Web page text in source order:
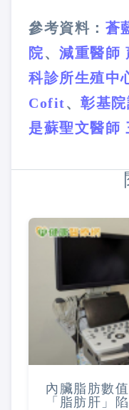
參考資料： 蒼
院、 減重醫師
科診所生殖中
Cofit、 彰基
是蘇聖文醫師
內臟脂肪數
「脂肪肝」陷